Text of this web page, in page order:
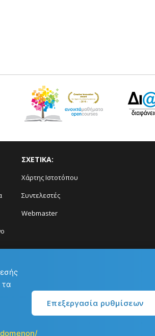
ΣΧΕΤΙΚΑ:
Χάρτης Ιστοτόπου
Συντελεστές
Webmaster
τα
Επεξεργασία ρυθμίσεων